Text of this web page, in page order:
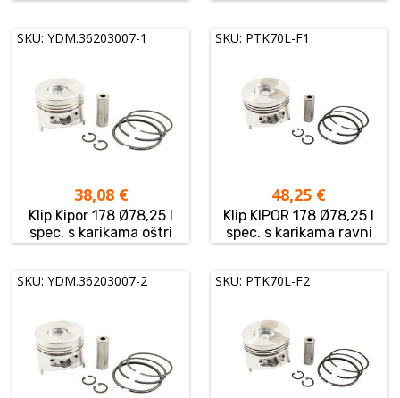
SKU: YDM.36203007-1
38,08 €
Klip Kipor 178 Ø78,25 I
spec. s karikama oštri
SKU: PTK70L-F1
48,25 €
Klip KIPOR 178 Ø78,25 I
spec. s karikama ravni
SKU: YDM.36203007-2 SKU: PTK70L-F2